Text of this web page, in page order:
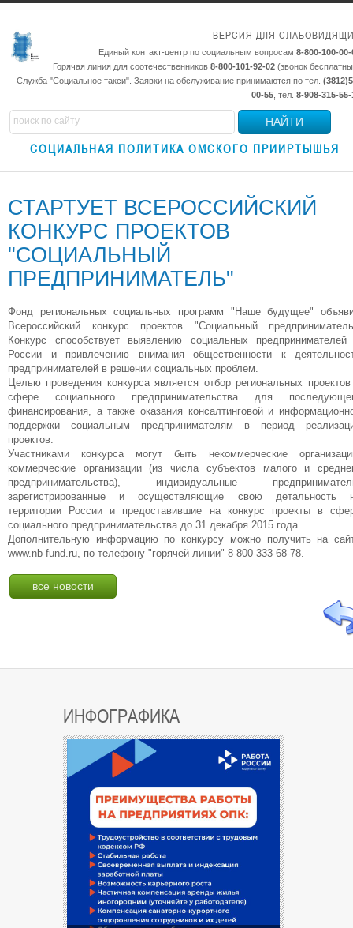
ВЕРСИЯ ДЛЯ
Единый контакт-центр по социальным вопросам 8-800-100-00-
Горячая линия для соотечественников 8-800-101-92-02 (звонок
Служба "Социальное такси". Заявки на обслуживание принимаются по тел.
00-55 , тел. 8-908-315-55-
НАЙТИ
СОЦИАЛЬНАЯ ПОЛИТИКА ОМСКОГО ПРИИРТЫШЬЯ
СТАРТУЕТ ВСЕРОССИЙСКИЙ
КОНКУРС ПРОЕКТОВ
"СОЦИАЛЬНЫЙ
ПРЕДПРИНИМАТЕЛЬ"
Фонд региональных социальных программ "Наше будущее"
Всероссийский конкурс проектов "Социальный
Конкурс способствует выявлению социальных
России и привлечению внимания общественности к
предпринимателей в решении социальных проблем.
Целью проведения конкурса является отбор региональных
сфере социального предпринимательства для
финансирования, а также оказания консалтинговой и
поддержки социальным предпринимателям в период
проектов.
Участниками конкурса могут быть некоммерческие
коммерческие организации (из числа субъектов малого и
предпринимательства), индивидуальные
зарегистрированные и осуществляющие свою детальность
территории России и предоставившие на конкурс проекты в
социального предпринимательства до 31 декабря 2015 года.
Дополнительную информацию по конкурсу можно получить на
www.nb-fund.ru, по телефону "горячей линии" 8-800-333-68-78.
все новости
ИНФОГРАФИКА